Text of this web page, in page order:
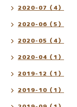
2020-07（4）
2020-06（5）
2020-05（4）
2020-04（1）
2019-12（1）
2019-10（1）